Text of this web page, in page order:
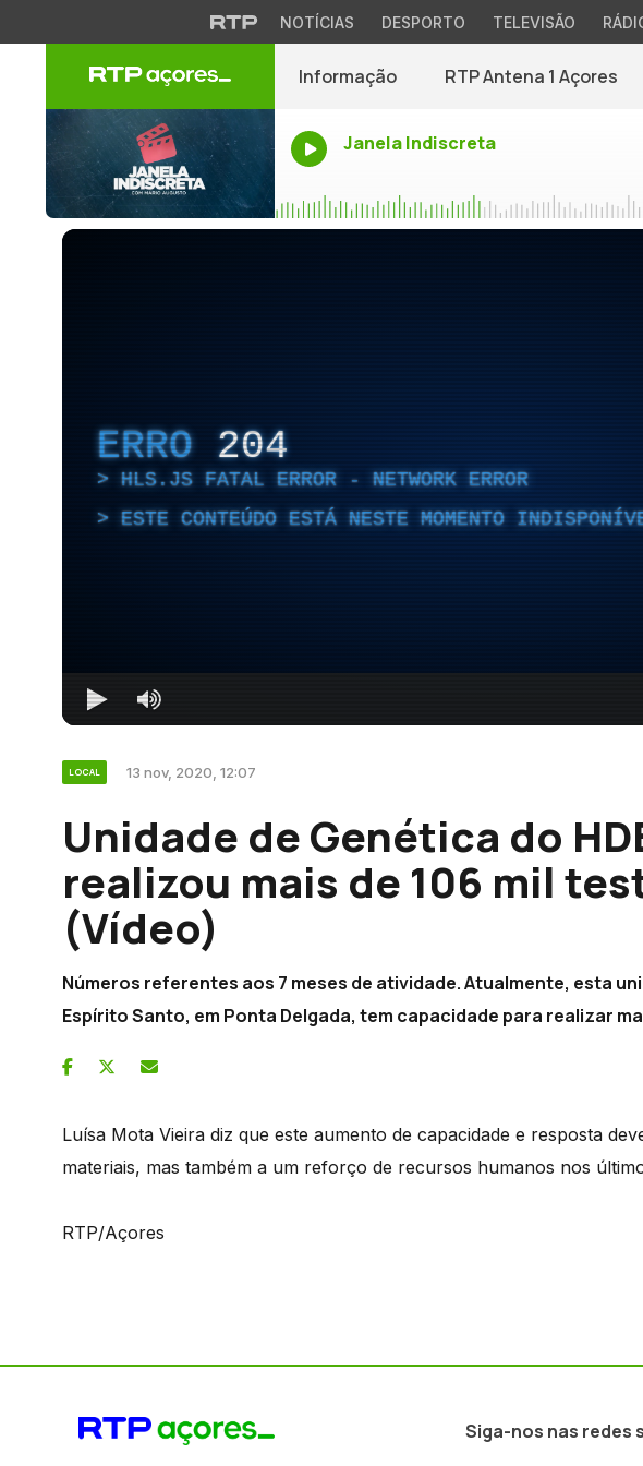
NOTÍCIAS DESPORTO TELEVISÃO
Informação RTP Antena 1 Açores
Janela Indiscreta
ERRO 204
HLS.JS FATAL ERROR - NETWORK ERROR
ESTE CONTEÚDO ESTÁ NESTE MOMENTO
LOCAL 13 nov, 2020, 12:07
Unidade de Genética do
realizou mais de 106 mil
(Vídeo)
Números referentes aos 7 meses de atividade. Atualmente, esta
Espírito Santo, em Ponta Delgada, tem capacidade para realizar
Luísa Mota Vieira diz que este aumento de capacidade e resposta
materiais, mas também a um reforço de recursos humanos nos
RTP/Açores
Siga-nos nas redes